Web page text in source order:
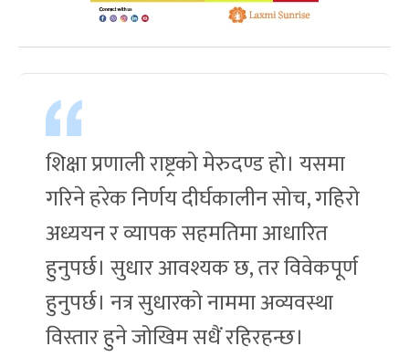
शिक्षा प्रणाली राष्ट्रको मेरुदण्ड हो। यसमा
गरिने हरेक निर्णय दीर्घकालीन सोच, गहिरो
अध्ययन र व्यापक सहमतिमा आधारित
हुनुपर्छ। सुधार आवश्यक छ, तर विवेकपूर्ण
हुनुपर्छ। नत्र सुधारको नाममा अव्यवस्था
विस्तार हुने जोखिम सधैं रहिरहन्छ।